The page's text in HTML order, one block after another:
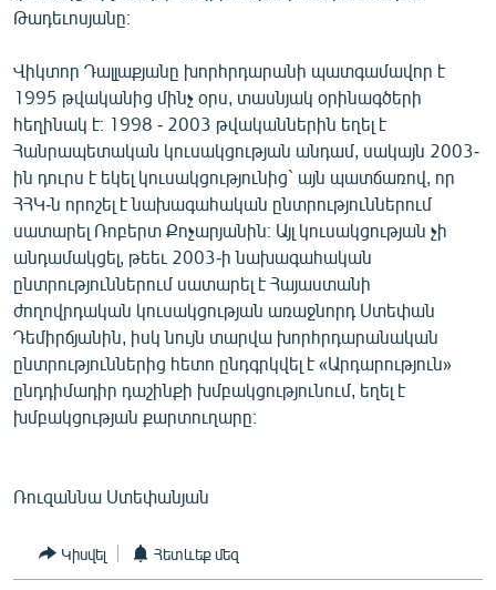
ՄԵԿՆԱԲԱՆՈՒԹՅՈՒՆ
ՏՏ ԵՒ ԻՆՏԵՐՆԵՏ
ԿՈՐՈՆԱՎԻՐՈՒՍ
ԱՐԽԻՎ
ՏԵՍԱՆՅՈՒԹԵՐ
ԲԱՆԱՎԵՃ
ՁԳՏԵԼՈՎ ԼԱՎԱԳՈՒՅՆԻՆ
ՓՈԴՔԱՍԹ
Հայերեն
Русский
ՀԵՏԵՎԵՔ ՄԵԶ
Թադեւոսյանը։
Վիկտոր Դալլաքյանը խորհրդարանի պատգամավոր է
1995 թվականից մինչ օրս, տասնյակ օրինագծերի
հեղինակ է։ 1998 - 2003 թվականներին եղել է
Հանրապետական կուսակցության անդամ, սակայն 2003-
ին դուրս է եկել կուսակցությունից` այն պատճառով, որ
ՀՀԿ-ն որոշել է նախագահական ընտրություններում
սատարել Ռոբերտ Քոչարյանին։ Այլ կուսակցության չի
անդամակցել, թեեւ 2003-ի նախագահական
ընտրություններում սատարել է Հայաստանի
ժողովրդական կուսակցության առաջնորդ Ստեփան
Դեմիրճյանին, իսկ նույն տարվա խորհրդարանական
ընտրություններից հետո ընդգրկվել է «Արդարություն»
ընդդիմադիր դաշինքի խմբակցությունում, եղել է
խմբակցության քարտուղարը։
Ռուզաննա Ստեփանյան
Կիսվել Հետևեք մեզ